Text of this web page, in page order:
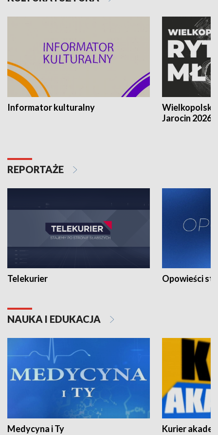
Informator kulturalny
Jarocin 2026
REPORTAŻE
Telekurier Opowieści
NAUKA I EDUKACJA
Medycyna i Ty Kurier